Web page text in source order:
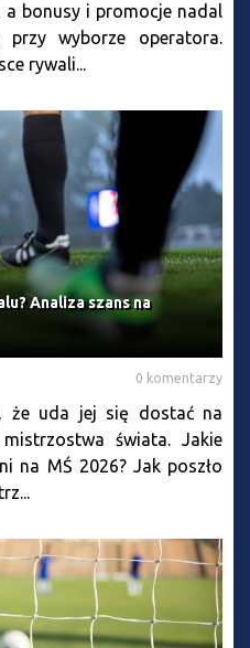
a bonusy i promocje nadal
przy wyborze operatora.
rywali...
Analiza szans na
0 komentarzy
że uda jej się dostać na
świata. Jakie
na MŚ 2026? Jak poszło